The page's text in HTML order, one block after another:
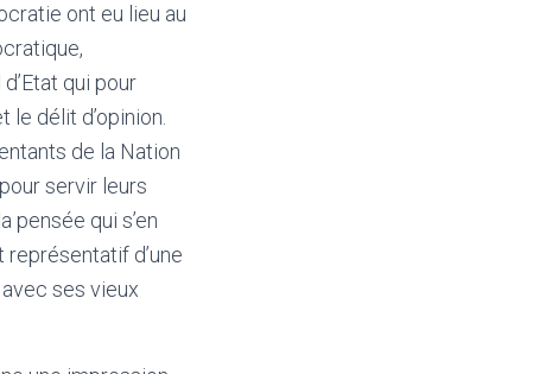
ont eu lieu au
qui pour
délit d’opinion.
de la Nation
servir leurs
pensée qui s’en
d’une
ses vieux